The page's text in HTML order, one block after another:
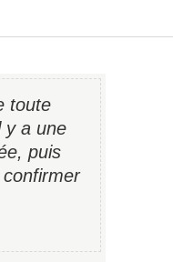
toute
y a une
puis